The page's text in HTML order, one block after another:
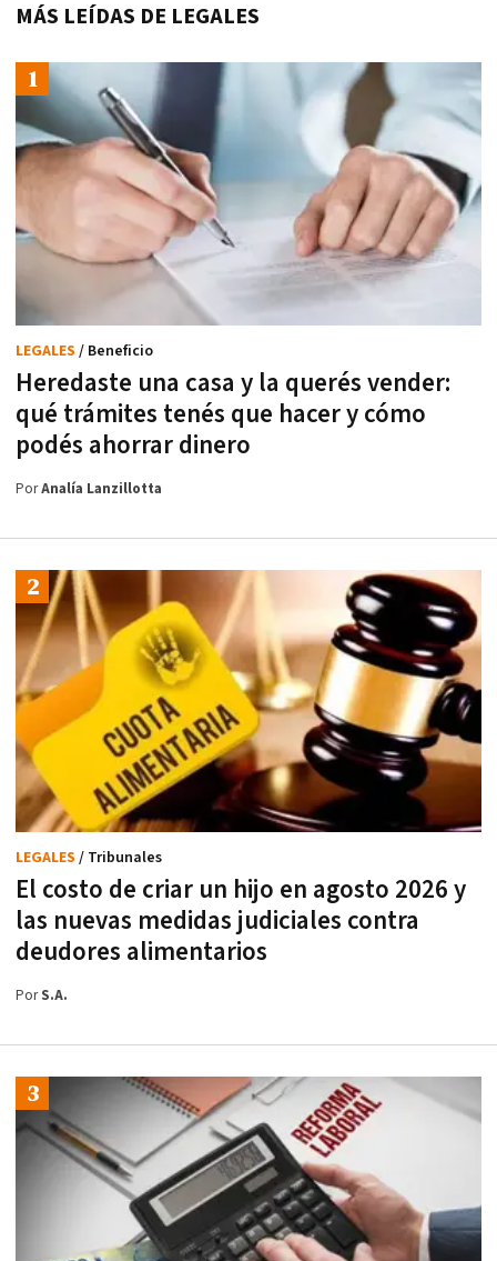
MÁS LEÍDAS DE LEGALES
Heredaste una casa y la querés vender:
qué trámites tenés que hacer y cómo
podés ahorrar dinero
LEGALES / Beneficio
PorAnalía Lanzillotta
El costo de criar un hijo en agosto 2026 y
las nuevas medidas judiciales contra
deudores alimentarios
LEGALES / Tribunales
PorS.A.